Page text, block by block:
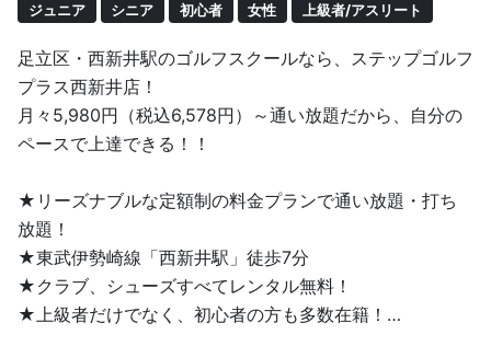
ジュニア シニア 初心者 女性 上級者/アスリート
足立区・西新井駅のゴルフスクールなら、ステップゴルフ
プラス西新井店！
月々5,980円（税込6,578円）～通い放題だから、自分の
ペースで上達できる！！
★リーズナブルな定額制の料金プランで通い放題・打ち
放題！
★東武伊勢崎線「西新井駅」徒歩7分
★クラブ、シューズすべてレンタル無料！
★上級者だけでなく、初心者の方も多数在籍！